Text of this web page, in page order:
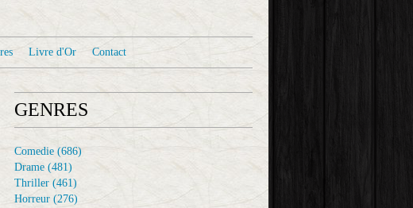
Livre d'Or Contact
GENRES
Comedie (686)
Drame (481)
Thriller (461)
Horreur (276)